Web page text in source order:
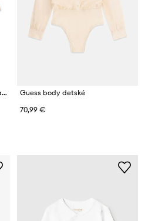
Konges Sløjd body dojčenské bavlnené s elastanom BASIC LS BODY GOTS
Guess body detské
70,99 €